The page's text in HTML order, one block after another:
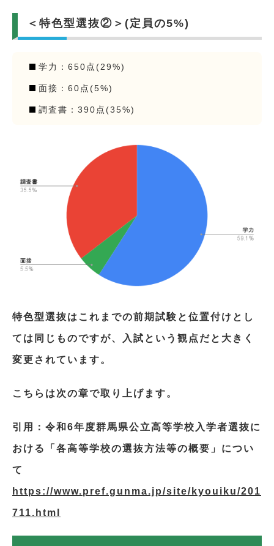
＜特色型選抜②＞(定員の5%)
学力：650点(29%)
面接：60点(5%)
調査書：390点(35%)
特色型選抜はこれまでの前期試験と位置付けとし
ては同じものですが、入試という観点だと大きく
変更されています。
こちらは次の章で取り上げます。
引用：令和6年度群馬県公立高等学校入学者選抜に
おける「各高等学校の選抜方法等の概要」につい
て
https://www.pref.gunma.jp/site/kyouiku/201
711.html